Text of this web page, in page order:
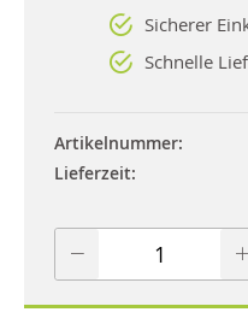
Sicherer
Schnelle
Artikelnummer
Lieferzeit